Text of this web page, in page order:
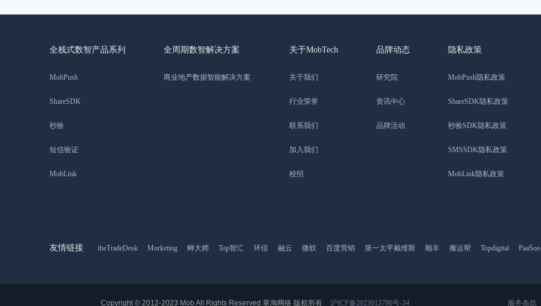
全栈式数智产品系列
MobPush
ShareSDK
秒验
短信验证
MobLink
全周期数智解决方案
商业地产数据智能解决方案
关于MobTech
关于我们
行业荣誉
联系我们
加入我们
校招
品牌动态
研究院
资讯中心
品牌活动
隐私政策
MobPush隐私政策
ShareSDK隐私政策
秒验SDK隐私政策
SMSSDK隐私政策
MobLink隐私政策
友情链接 theTradeDesk Morketing 蝉大师 Top智汇 环信 融云 微软 百度营销 第一太平戴维斯 顺丰 搬运帮 Topdigital PaaSoo
Copyright © 2012-2023 Mob All Rights Reserved 掌淘网络 版权所有 沪ICP备2023013790号-34 服务条款